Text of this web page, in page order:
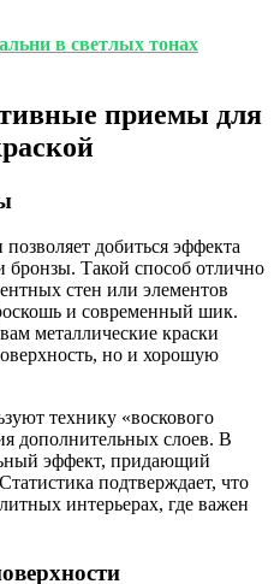
в светлых тонах
приемы для
добиться эффекта
бронзы. Такой способ отлично
стен или элементов
и современный шик.
металлические краски
но и хорошую
технику «воскового
дополнительных слоев. В
эффект, придающий
подтверждает, что
интерьерах, где важен